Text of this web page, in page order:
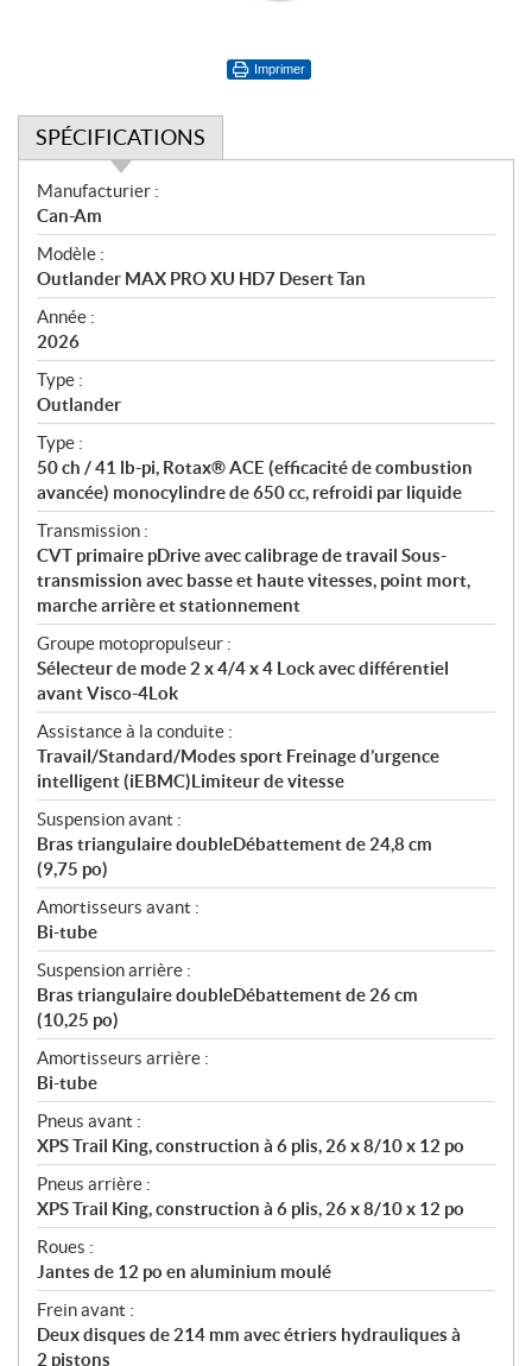
Imprimer
SPÉCIFICATIONS
S
p
é
c
i
f
i
c
a
t
i
o
n
s
Manufacturier :
Can-Am
Modèle :
Outlander MAX PRO XU HD7 Desert Tan
Année :
2026
Type :
Outlander
Type :
50 ch / 41 lb-pi, Rotax® ACE (efficacité de combustion
avancée) monocylindre de 650 cc, refroidi par liquide
Transmission :
CVT primaire pDrive avec calibrage de travail Sous-
transmission avec basse et haute vitesses, point mort,
marche arrière et stationnement
Groupe motopropulseur :
Sélecteur de mode 2 x 4/4 x 4 Lock avec différentiel
avant Visco-4Lok
Assistance à la conduite :
Travail/Standard/Modes sport Freinage d’urgence
intelligent (iEBMC)Limiteur de vitesse
Suspension avant :
Bras triangulaire doubleDébattement de 24,8 cm
(9,75 po)
Amortisseurs avant :
Bi-tube
Suspension arrière :
Bras triangulaire doubleDébattement de 26 cm
(10,25 po)
Amortisseurs arrière :
Bi-tube
Pneus avant :
XPS Trail King, construction à 6 plis, 26 x 8/10 x 12 po
Pneus arrière :
XPS Trail King, construction à 6 plis, 26 x 8/10 x 12 po
Roues :
Jantes de 12 po en aluminium moulé
Frein avant :
Deux disques de 214 mm avec étriers hydrauliques à
2 pistons